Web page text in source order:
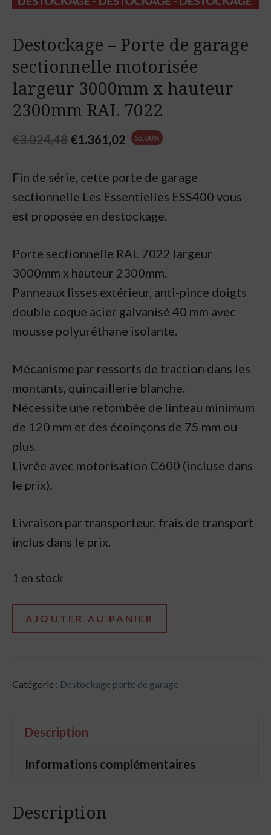
Destockage – Porte de garage
sectionnelle motorisée
largeur 3000mm x hauteur
2300mm RAL 7022
€3.024,48 Original
was:
€3.024,48.
€1.361,02 Current
is:
€1.361,02.
55,00%
Fin de série, cette porte de garage
sectionnelle Les Essentielles ESS400 vous
est proposée en destockage.
Porte sectionnelle RAL 7022 largeur
3000mm x hauteur 2300mm.
Panneaux lisses extérieur, anti-pince doigts
double coque acier galvanisé 40 mm avec
mousse polyuréthane isolante.
Mécanisme par ressorts de traction dans les
montants, quincaillerie blanche.
Nécessite une retombée de linteau minimum
de 120 mm et des écoinçons de 75 mm ou
plus.
Livrée avec motorisation C600 (incluse dans
le prix).
Livraison par transporteur, frais de transport
inclus dans le prix.
1 en stock
quantité
de
Porte
garage
motorisée
3000mm
AJOUTER AU PANIER
Catégorie : Destockage porte de garage
Description
Informations complémentaires
Description